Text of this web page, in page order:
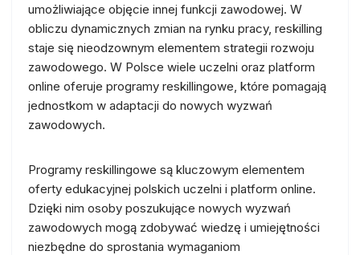
umożliwiające objęcie innej funkcji zawodowej. W
obliczu dynamicznych zmian na rynku pracy, reskilling
staje się nieodzownym elementem strategii rozwoju
zawodowego. W Polsce wiele uczelni oraz platform
online oferuje programy reskillingowe, które pomagają
jednostkom w adaptacji do nowych wyzwań
zawodowych.
Programy reskillingowe są kluczowym elementem
oferty edukacyjnej polskich uczelni i platform online.
Dzięki nim osoby poszukujące nowych wyzwań
zawodowych mogą zdobywać wiedzę i umiejętności
niezbędne do sprostania wymaganiom